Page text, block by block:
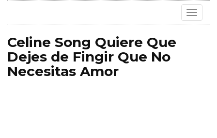
Toggle
Celine Song Quiere Que
Dejes de Fingir Que No